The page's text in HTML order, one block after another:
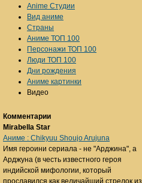
Anime Студии
Вид аниме
Страны
Аниме ТОП 100
Персонажи ТОП 100
Люди ТОП 100
Дни рождения
Аниме картинки
Видео
Комментарии
Mirabella Star
Аниме : Chikyuu Shoujo Arujuna
Имя героини сериала - не "Арджина", а
Арджуна (в честь известного героя
индийской мифологии, который
прославился как величайший стрелок из